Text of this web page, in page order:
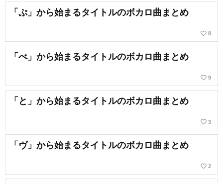
「ぷ」から始まるタイトルのボカロ曲まとめ
favorite_border 8
「べ」から始まるタイトルのボカロ曲まとめ
favorite_border 9
「と」から始まるタイトルのボカロ曲まとめ
favorite_border 3
「ヴ」から始まるタイトルのボカロ曲まとめ
favorite_border 2